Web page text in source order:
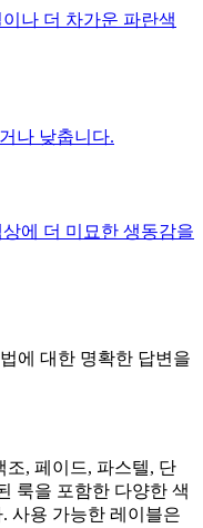
나 더 차가운 파란색
나 낮춥니다.
에 더 미묘한 생동감을
에 대한 명확한 답변을
조, 페이드, 파스텔, 단
룩을 포함한 다양한 색
사용 가능한 레이블은